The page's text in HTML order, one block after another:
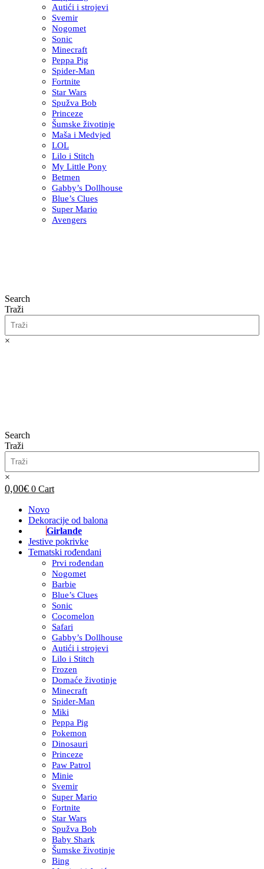
Autići i strojevi
Svemir
Nogomet
Sonic
Minecraft
Peppa Pig
Spider-Man
Fortnite
Star Wars
Spužva Bob
Princeze
Šumske životinje
Maša i Medvjed
LOL
Lilo i Stitch
My Little Pony
Betmen
Gabby’s Dollhouse
Blue’s Clues
Super Mario
Avengers
Search
Traži
×
Search
Traži
×
0,00€ 0 Cart
Novo
Dekoracije od balona
Girlande
Jestive pokrivke
Tematski rođendani
Prvi rođendan
Nogomet
Barbie
Blue’s Clues
Sonic
Cocomelon
Safari
Gabby’s Dollhouse
Autići i strojevi
Lilo i Stitch
Frozen
Domaće životinje
Minecraft
Spider-Man
Miki
Peppa Pig
Pokemon
Dinosauri
Princeze
Paw Patrol
Minie
Svemir
Super Mario
Fortnite
Star Wars
Spužva Bob
Baby Shark
Šumske životinje
Bing